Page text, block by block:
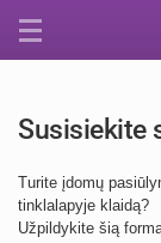
Susisiekite
Turite įdomų
tinklalapyje klaidą?
Užpildykite šią